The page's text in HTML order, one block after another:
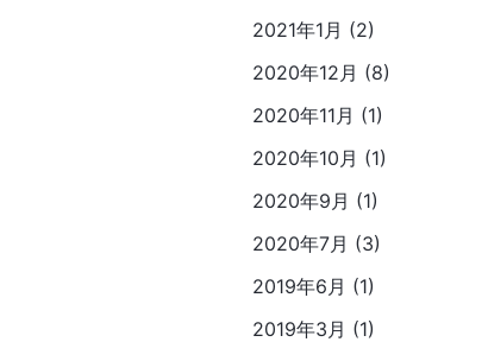
2021年1月 (2)
2020年12月 (8)
2020年11月 (1)
2020年10月 (1)
2020年9月 (1)
2020年7月 (3)
2019年6月 (1)
2019年3月 (1)